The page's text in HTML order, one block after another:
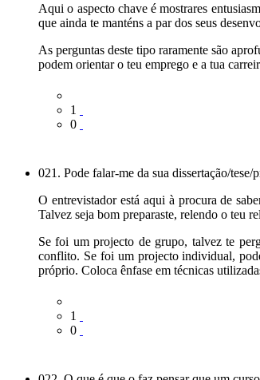
Aqui o aspecto chave é mostrares
que ainda te manténs a par dos seus
As perguntas deste tipo raramente são
podem orientar o teu emprego e a tua
1
0
021. Pode falar-me da sua dissertação/tese/
O entrevistador está aqui à procura de
Talvez seja bom preparaste, relendo o teu
Se foi um projecto de grupo, talvez te
conflito. Se foi um projecto individual,
próprio. Coloca ênfase em técnicas
1
0